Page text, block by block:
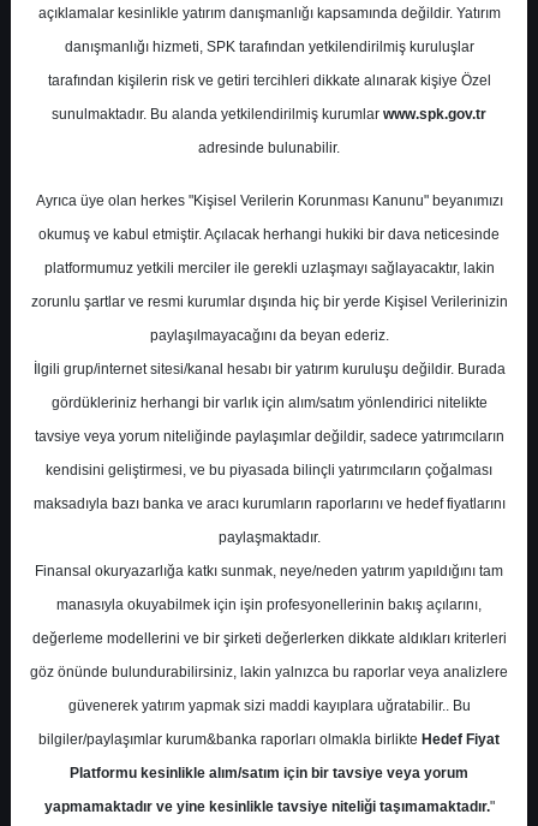
BIMAS- BİM BİRLEŞİK
MAĞAZALAR A.Ş.
Hedef Fiyat 361.50 ₺
Getiri
%-5.43
1 3
En Yüksek Tahmin
Ortalama Fiyat Tahmini 495,37 ₺
Ortalama Getiri Potansiyeli %29.59
Kurum Sayısı
20
14
Paralel
Get.
1
Üstü Get.
4
Yok
1
açıklamalar kesinlikle yatırım danışmanlığı kapsamında değildir. Yatırım
danışmanlığı hizmeti, SPK tarafından yetkilendirilmiş kuruluşlar
tarafından kişilerin risk ve getiri tercihleri dikkate alınarak kişiye Özel
sunulmaktadır. Bu alanda yetkilendirilmiş kurumlar www.spk.gov.tr
adresinde bulunabilir.
Ayrıca üye olan herkes "Kişisel Verilerin Korunması Kanunu" beyanımızı
okumuş ve kabul etmiştir. Açılacak herhangi hukiki bir dava neticesinde
platformumuz yetkili merciler ile gerekli uzlaşmayı sağlayacaktır, lakin
zorunlu şartlar ve resmi kurumlar dışında hiç bir yerde Kişisel Verilerinizin
paylaşılmayacağını da beyan ederiz.
İlgili grup/internet sitesi/kanal hesabı bir yatırım kuruluşu değildir. Burada
gördükleriniz herhangi bir varlık için alım/satım yönlendirici nitelikte
tavsiye veya yorum niteliğinde paylaşımlar değildir, sadece yatırımcıların
kendisini geliştirmesi, ve bu piyasada bilinçli yatırımcıların çoğalması
maksadıyla bazı banka ve aracı kurumların raporlarını ve hedef fiyatlarını
paylaşmaktadır.
Finansal okuryazarlığa katkı sunmak, neye/neden yatırım yapıldığını tam
manasıyla okuyabilmek için işin profesyonellerinin bakış açılarını,
değerleme modellerini ve bir şirketi değerlerken dikkate aldıkları kriterleri
göz önünde bulundurabilirsiniz, lakin yalnızca bu raporlar veya analizlere
güvenerek yatırım yapmak sizi maddi kayıplara uğratabilir.. Bu
bilgiler/paylaşımlar kurum&banka raporları olmakla birlikte Hedef Fiyat
Platformu kesinlikle alım/satım için bir tavsiye veya yorum
yapmamaktadır ve yine kesinlikle tavsiye niteliği taşımamaktadır."